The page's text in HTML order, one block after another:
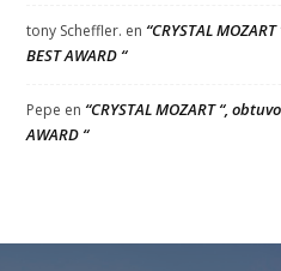
tony Scheffler. en “CRYSTAL
BEST AWARD “
Pepe en “CRYSTAL MOZART “,
AWARD “